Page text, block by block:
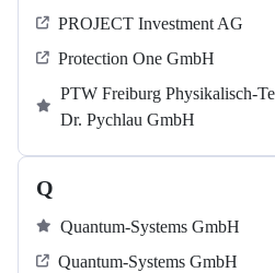
PROJECT Investment AG
Protection One GmbH
PTW Freiburg Physikalisch-
Dr. Pychlau GmbH
Q
Quantum-Systems GmbH
Quantum-Systems GmbH